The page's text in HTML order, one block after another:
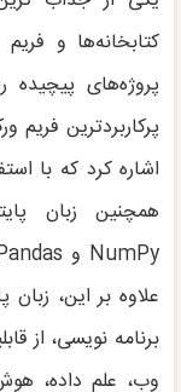
کتابخانه‌ها و
پروژه‌های پیچیده
اشاره کرد که با
همچنین زبان
علاوه بر این،
برنامه نویسی، از
وب، علم داده،